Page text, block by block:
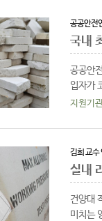
공공안전
국내
공공안
입자가
고탄성
지원기
김희 교수
실내
건양대
미치는